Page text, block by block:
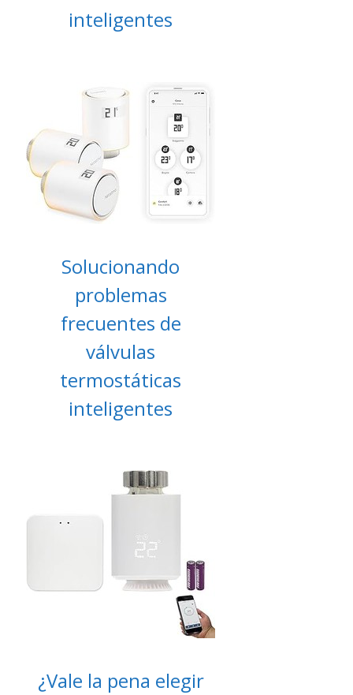
inteligentes
Solucionando
problemas
frecuentes de
válvulas
termostáticas
inteligentes
¿Vale la pena elegir